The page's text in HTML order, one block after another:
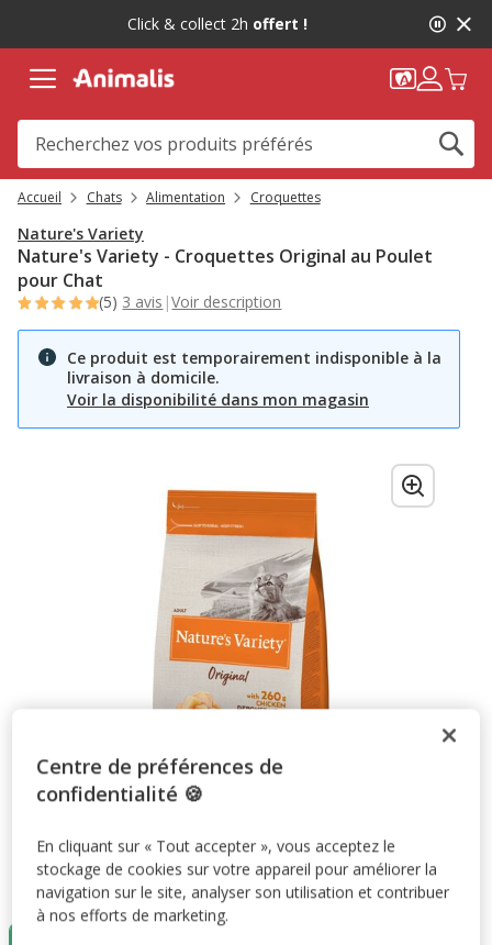
message,
Click & collect 2h offert !
Accueil Chats Alimentation Croquettes
Nature's Variety
Nature's Variety - Croquettes Original au Poulet
pour Chat
(5) 3 avis |Voir description
Ce produit est temporairement indisponible à la
livraison à domicile.
Voir la disponibilité dans mon magasin
Taille:1,25Kg
Centre de préférences de
confidentialité 🍪
En cliquant sur « Tout accepter », vous acceptez le
stockage de cookies sur votre appareil pour améliorer la
navigation sur le site, analyser son utilisation et contribuer
à nos efforts de marketing.